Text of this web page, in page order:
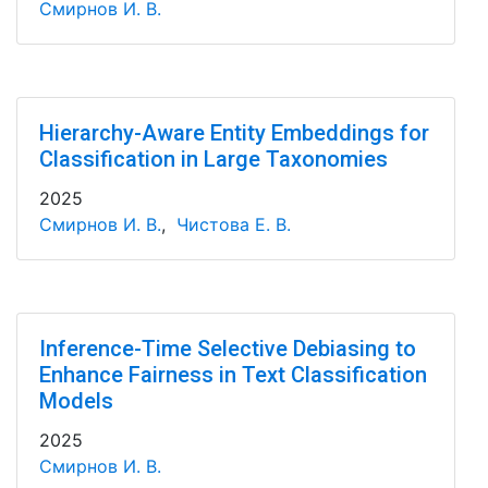
Смирнов И. В.
Hierarchy-Aware Entity Embeddings for
Classification in Large Taxonomies
2025
Смирнов И. В., Чистова Е. В.
Inference-Time Selective Debiasing to
Enhance Fairness in Text Classification
Models
2025
Смирнов И. В.